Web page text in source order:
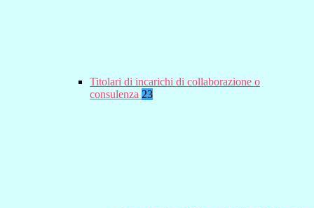
Titolari di incarichi di collaborazione o
consulenza 23